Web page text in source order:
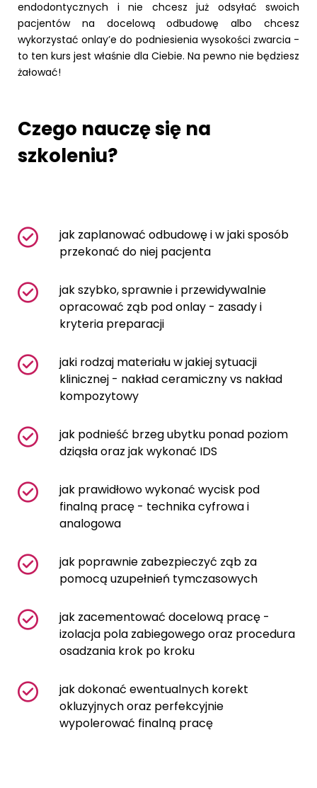
endodontycznych i nie chcesz już odsyłać swoich
pacjentów na docelową odbudowę albo chcesz
wykorzystać onlay’e do podniesienia wysokości zwarcia -
to ten kurs jest właśnie dla Ciebie. Na pewno nie będziesz
żałować!
Czego nauczę się na
szkoleniu?
jak zaplanować odbudowę i w jaki sposób
przekonać do niej pacjenta
jak szybko, sprawnie i przewidywalnie
opracować ząb pod onlay - zasady i
kryteria preparacji
jaki rodzaj materiału w jakiej sytuacji
klinicznej - nakład ceramiczny vs nakład
kompozytowy
jak podnieść brzeg ubytku ponad poziom
dziąsła oraz jak wykonać IDS
jak prawidłowo wykonać wycisk pod
finalną pracę - technika cyfrowa i
analogowa
jak poprawnie zabezpieczyć ząb za
pomocą uzupełnień tymczasowych
jak zacementować docelową pracę -
izolacja pola zabiegowego oraz procedura
osadzania krok po kroku
jak dokonać ewentualnych korekt
okluzyjnych oraz perfekcyjnie
wypolerować finalną pracę